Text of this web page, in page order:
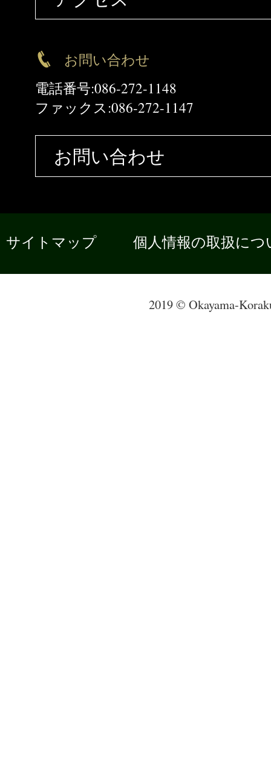
お問い合わせ
電話番号:086-272-1148
ファックス:086-272-1147
お問い合わせ
サイトマップ 個人情報の取扱につ
2019 © Okayama-